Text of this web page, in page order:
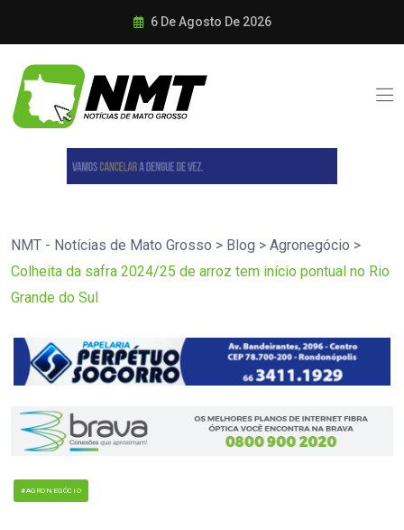
6 De Agosto De 2026
NMT - Notícias de Mato Grosso > Blog > Agronegócio >
Colheita da safra 2024/25 de arroz tem início pontual no Rio
Grande do Sul
#AGRONEGÓCIO